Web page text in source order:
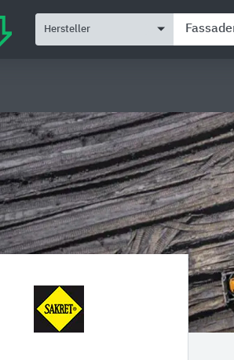
Hersteller